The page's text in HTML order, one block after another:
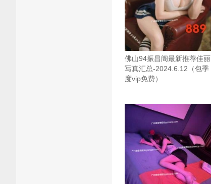
佛山94振昌阁最新推荐佳丽
写真汇总-2024.6.12（包季
度vip免费）